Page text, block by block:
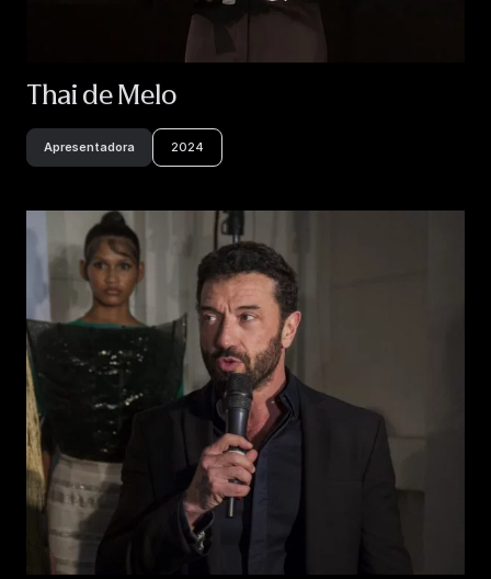
Thai de Melo
Apresentadora 2024